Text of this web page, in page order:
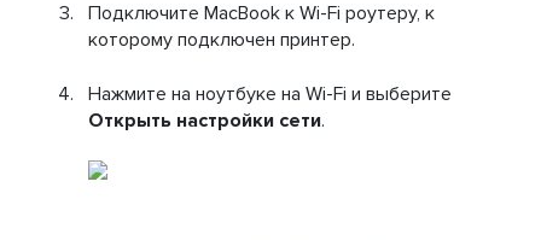
Подключите MacBook к Wi-Fi роутеру, к
которому подключен принтер.
Нажмите на ноутбуке на Wi-Fi и выберите
Открыть настройки сети.